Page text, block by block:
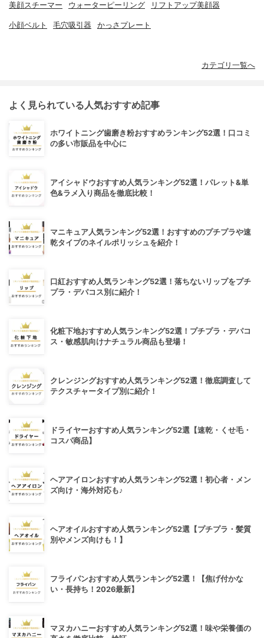
美顔スチーマー ウォーターピーリング リフトアップ美顔器
小顔ベルト 毛穴吸引器 かっさプレート
カテゴリ一覧へ
よく見られている人気おすすめ記事
ホワイトニング歯磨き粉おすすめランキング52選！口コミ
の多い市販品を中心に
アイシャドウおすすめ人気ランキング52選！パレット&単
色&ラメ入り商品を徹底比較！
マニキュア人気ランキング52選！おすすめのプチプラや速
乾タイプのネイルポリッシュを紹介！
口紅おすすめ人気ランキング52選！落ちないリップをプチ
プラ・デパコス別に紹介！
化粧下地おすすめ人気ランキング52選！プチプラ・デパコ
ス・敏感肌向けナチュラル商品も登場！
クレンジングおすすめ人気ランキング52選！徹底調査して
テクスチャータイプ別に紹介！
ドライヤーおすすめ人気ランキング52選【速乾・くせ毛・
コスパ商品】
ヘアアイロンおすすめ人気ランキング52選！初心者・メン
ズ向け・海外対応も♪
ヘアオイルおすすめ人気ランキング52選【プチプラ・髪質
別やメンズ向けも！】
フライパンおすすめ人気ランキング52選！【焦げ付かな
い・長持ち！2026最新】
マヌカハニーおすすめ人気ランキング52選！味や栄養価の